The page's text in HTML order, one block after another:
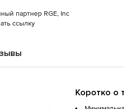
партнер RGE, Inc
ссылку
Коротко о